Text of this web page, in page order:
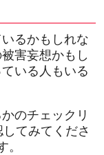
るかもしれな
害妄想かもし
いる人もいる
のチェックリ
てみてくださ